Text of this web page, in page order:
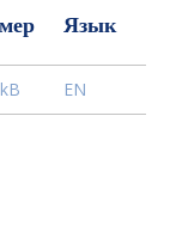
Язык
EN